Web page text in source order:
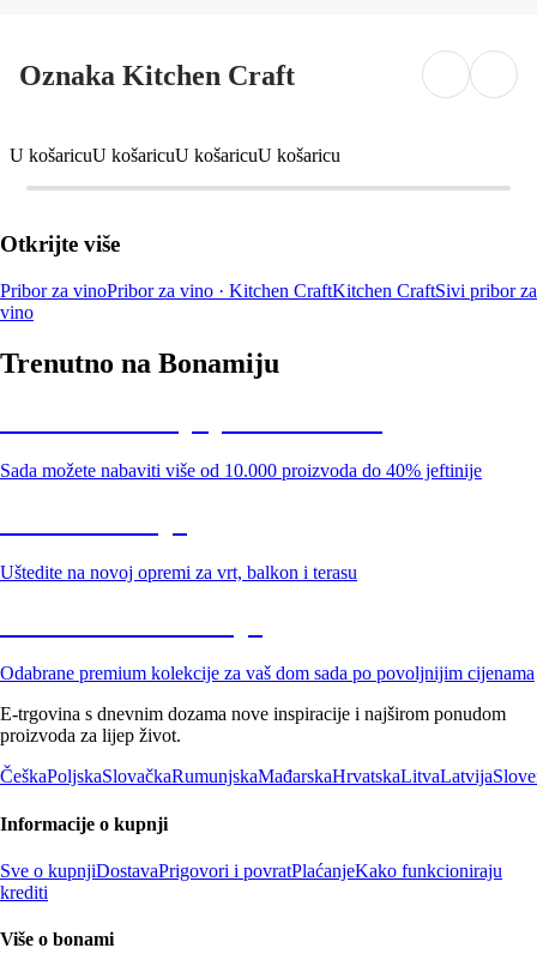
Oznaka Kitchen Craft
U košaricuU košaricuU košaricuU košaricu
Otkrijte više
Pribor za vinoPribor za vino · Kitchen CraftKitchen CraftSivi pribor za
vino
Trenutno na Bonamiju
Sada možete nabaviti više od 10.000 proizvoda do 40% jeftinije
Uštedite na novoj opremi za vrt, balkon i terasu
Odabrane premium kolekcije za vaš dom sada po povoljnijim cijenama
E-trgovina s dnevnim dozama nove inspiracije i najširom ponudom
proizvoda za lijep život.
ČeškaPoljskaSlovačkaRumunjskaMađarskaHrvatskaLitvaLatvija
Informacije o kupnji
Sve o kupnjiDostavaPrigovori i povratPlaćanjeKako funkcioniraju
krediti
Više o bonami